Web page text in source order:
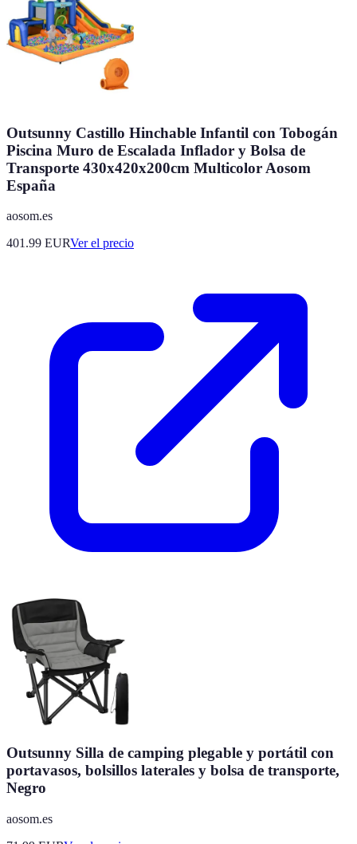
Outsunny Castillo Hinchable Infantil con Tobogán
Piscina Muro de Escalada Inflador y Bolsa de
Transporte 430x420x200cm Multicolor Aosom
España
aosom.es
401.99 EURVer el precio
Outsunny Silla de camping plegable y portátil con
portavasos, bolsillos laterales y bolsa de transporte,
Negro
aosom.es